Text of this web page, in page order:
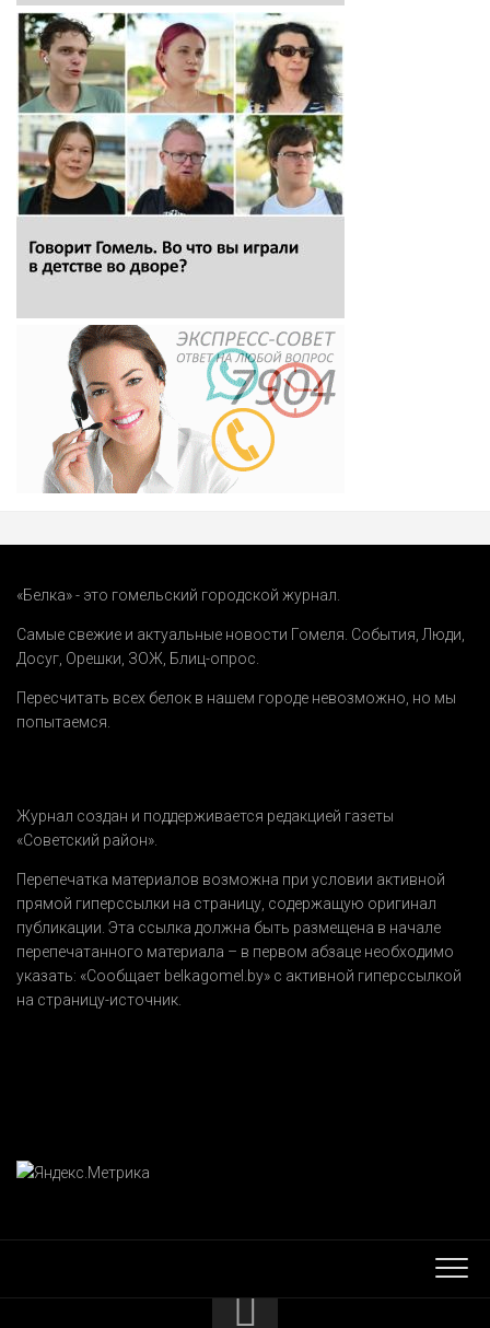
«Белка» - это гомельский городской журнал.
Самые свежие и актуальные новости Гомеля. События Люди
Досуг Орешки ЗОЖ Блиц-опрос
Пересчитать всех белок в нашем городе невозможно, но мы
попытаемся.
Журнал создан и поддерживается редакцией газеты
«Советский район».
Перепечатка материалов возможна при условии активной
прямой гиперссылки на страницу, содержащую оригинал
публикации. Эта ссылка должна быть размещена в начале
перепечатанного материала – в первом абзаце необходимо
указать: «Сообщает belkagomel.by» с активной гиперссылкой
на страницу-источник.